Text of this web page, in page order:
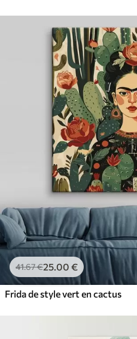
41.67€25.00 €
Frida de style vert en cactus